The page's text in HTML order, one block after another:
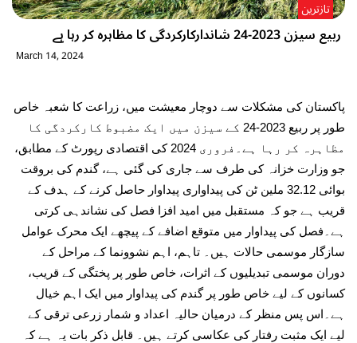
ربیع سیزن 2023-24 شاندارکارکردگی کا مظاہرہ کر رہا ہے
تازترین
March 14, 2024
پاکستان کی مشکلات سے دوچار معیشت میں، زراعت کا شعبہ خاص
طور پر ربیع 2023-24 کے سیزن میں ایک مضبوط کارکردگی کا
مظاہرہ کر رہا ہے۔فروری 2024 کی اقتصادی رپورٹ کے مطابق،
جو وزارت خزانہ کی طرف سے جاری کی گئی ہے، گندم کی بروقت
بوائی 32.12 ملین ٹن کی پیداواری پیداوار حاصل کرنے کے ہدف کے
قریب ہے جو کہ مستقبل میں امید افزا فصل کی نشاندہی کرتی
ہے۔فصل کی پیداوار میں متوقع اضافے کے پیچھے ایک محرک عوامل
سازگار موسمی حالات ہیں۔ تاہم، اہم نشوونما کے مراحل کے
دوران موسمی تبدیلیوں کے اثرات، خاص طور پر پختگی کے قریب،
کسانوں کے لیے خاص طور پر گندم کی پیداوار میں ایک اہم خیال
ہے۔اس پس منظر کے درمیان حالیہ اعداد و شمار زرعی ترقی کے
لیے ایک مثبت رفتار کی عکاسی کرتے ہیں۔ قابل ذکر بات یہ ہے کہ